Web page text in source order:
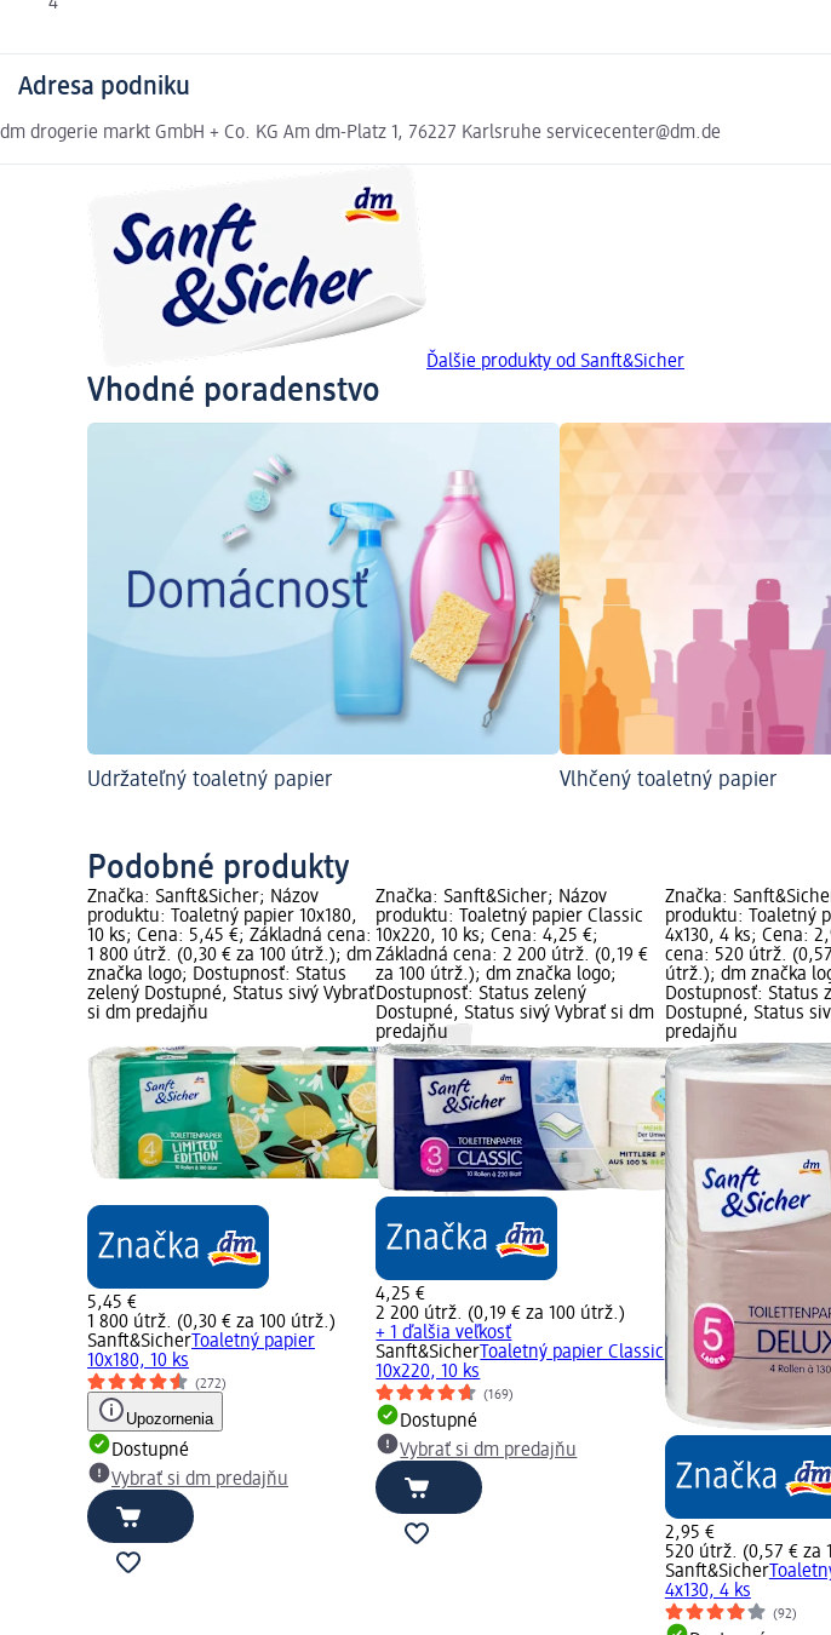
4
Adresa podniku
dm drogerie markt GmbH + Co. KG Am dm-Platz 1, 76227 Karlsruhe servicecenter@dm.de
Ďalšie produkty od Sanft&Sicher
Vhodné poradenstvo
Udržateľný toaletný papier Vlhčený toaletný papier
Podobné produkty
Značka: Sanft&Sicher; Názov
produktu: Toaletný papier 10x180,
10 ks; Cena: 5,45 €; Základná cena:
1 800 útrž. (0,30 € za 100 útrž.); dm
značka logo; Dostupnosť: Status
zelený Dostupné, Status sivý Vybrať
si dm predajňu
5,45 €
1 800 útrž. (0,30 € za 100 útrž.)
Sanft&SicherToaletný papier
10x180, 10 ks
(272)
Upozornenia
Dostupné
Vybrať si dm predajňu
Značka: Sanft&Sicher; Názov
produktu: Toaletný papier Classic
10x220, 10 ks; Cena: 4,25 €;
Základná cena: 2 200 útrž. (0,19 €
za 100 útrž.); dm značka logo;
Dostupnosť: Status zelený
Dostupné, Status sivý Vybrať si dm
predajňu
4,25 €
2 200 útrž. (0,19 € za 100 útrž.)
+ 1 ďalšia veľkosť
Sanft&SicherToaletný papier Classic
10x220, 10 ks
(169)
Dostupné
Vybrať si dm predajňu
Značka:
produktu: Toaletný
4x130, 4 ks; Cena:
cena: 520 útrž.
útrž.); dm značka
Dostupnosť: Status
Dostupné, Status
predajňu
2,95 €
520 útrž. (0,57 € za
Sanft&Sicher
4x130, 4 ks
(92)